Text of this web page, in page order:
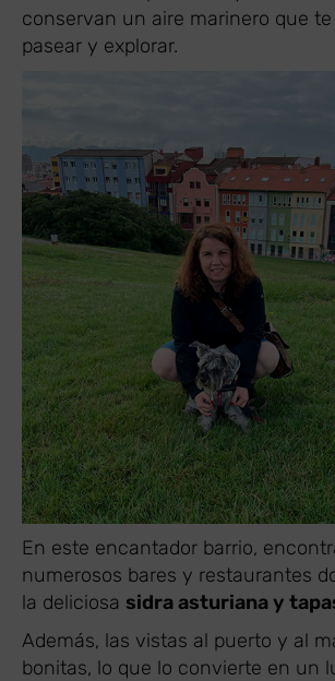
conservan un aire marinero que
pasear y explorar.
En este encantador barrio,
numerosos bares y restaurantes
la deliciosa sidra asturiana y
Además, las vistas al puerto y al
bonitas, lo que lo convierte en un